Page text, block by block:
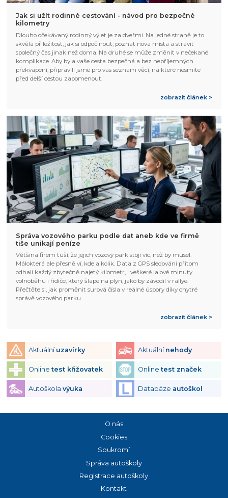
Jak si užít rodinné cestování - návod pro bezpečné
kilometry
Dlouho očekávaný rodinný výlet je za dveřmi. Na jedné straně je to
skvělá příležitost, jak si odpočinout, poznat nová místa a strávit
společný čas jinak než doma. Na druhé se může změnit v nečekané
komplikace. Aby byla vaše cesta bezpečná a bez nepříjemných
překvapení, připravili jsme pro vás seznam věcí, na které nesmíte
před delší cestou zapomenout.
zobrazit článek >
Správa vozového parku podle dat aneb kde ve firmě
tiše unikají peníze
Většina firem tuší, že jejich vozový park stojí víc, než by musel.
Málokterá ale přesně ví, kde a kolik. Data z GPS sledování přitom
odhalí každý zbytečně najetý kilometr, i veškeré jalové minuty
volnoběhu i řidiče, který šlape na plyn, jako by závodil v rallye.
Přečtěte si, jak proměnit surová čísla v reálné úspory díky chytré
správě vozového parku.
zobrazit článek >
Aktuální uzavírky Aktuální nehody
Onlinetest křižovatek Onlinetest značek
Autoškola výuka Databáze autoškol
O nás
Cookies
Soukromí
Správa autoškoly
Registrace autoškoly
Kontakt